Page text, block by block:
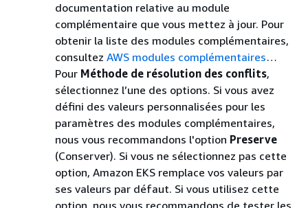
documentation relative au module
complémentaire que vous mettez à jour. Pour
obtenir la liste des modules complémentaires,
consultez AWS modules complémentaires…​
Pour Méthode de résolution des conflits,
sélectionnez l’une des options. Si vous avez
défini des valeurs personnalisées pour les
paramètres des modules complémentaires,
nous vous recommandons l'option Preserve
(Conserver). Si vous ne sélectionnez pas cette
option, Amazon EKS remplace vos valeurs par
ses valeurs par défaut. Si vous utilisez cette
option, nous vous recommandons de tester les